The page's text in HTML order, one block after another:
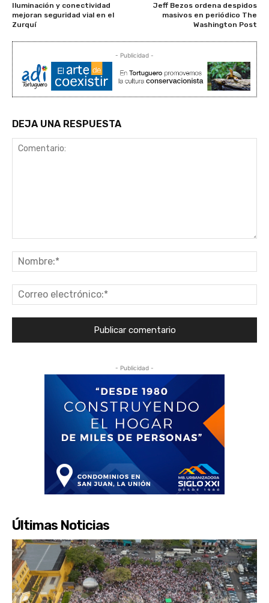
Iluminación y conectividad
mejoran seguridad vial en el
Zurquí
Jeff Bezos ordena despidos
masivos en periódico The
Washington Post
- Publicidad -
DEJA UNA RESPUESTA
- Publicidad -
Últimas Noticias